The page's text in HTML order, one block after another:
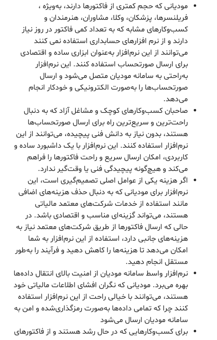
مودیانی که حجم کمتری از فاکتورها دارند، به‌ویژه ،
فریلنسرها، پزشکان، وکلا، مشاوران، هنرمندان و
کسب‌وکارهای مشابه که به تعداد کمی فاکتور در روز نیاز
دارند و از نرم افزارهای حسابداری استفاده نمی کنند
می‌توانند از این نرم‌افزار به‌عنوان ابزاری ساده و اقتصادی
برای ارسال صورتحساب استفاده کنند. این نرم‌افزار
به‌راحتی به سامانه مودیان متصل می‌شود و ارسال
صورتحساب‌ها را به‌صورت الکترونیکی و خودکار انجام
می‌دهد.
صاحبان کسب‌وکارهای کوچک و مشاغل آزاد که به دنبال
راحت‌ترین و سریع‌ترین راه برای ارسال صورتحساب‌ها
هستند، بدون نیاز به دانش فنی پیچیده، می‌توانند از این
نرم‌افزار استفاده کنند. این نرم‌افزار با یک داشبورد ساده و
کاربردی، امکان ارسال سریع و راحت فاکتورها را فراهم
می‌کند و هیچ‌گونه پیچیدگی فنی یا وقت‌گیر ندارد.
اگر هزینه یکی از عوامل اصلی تصمیم‌گیری است، این
نرم‌افزار برای مودیانی که به دنبال حذف هزینه‌های اضافی
مانند استفاده از خدمات شرکت‌های معتمد مالیاتی
هستند، می‌تواند گزینه‌ای مناسب و اقتصادی باشد. در
حالی که ارسال فاکتورها از طریق شرکت‌های معتمد نیاز به
هزینه‌های جانبی دارد، استفاده از این نرم‌افزار به شما
امکان می‌دهد تا هزینه‌ها را کاهش دهید و فرآیند را به‌طور
مستقل انجام دهید.
نرم‌افزار واسط سامانه مودیان از امنیت بالای انتقال داده‌ها
بهره می‌برد. مودیانی که نگران افشای اطلاعات مالیاتی خود
هستند، می‌توانند با خیالی راحت از این نرم‌افزار استفاده
کنند چرا که تمامی داده‌ها به‌صورت رمزگذاری‌شده و امن به
سامانه مودیان ارسال می‌شود
برای کسب‌وکارهایی که در حال رشد هستند و از فاکتورهای